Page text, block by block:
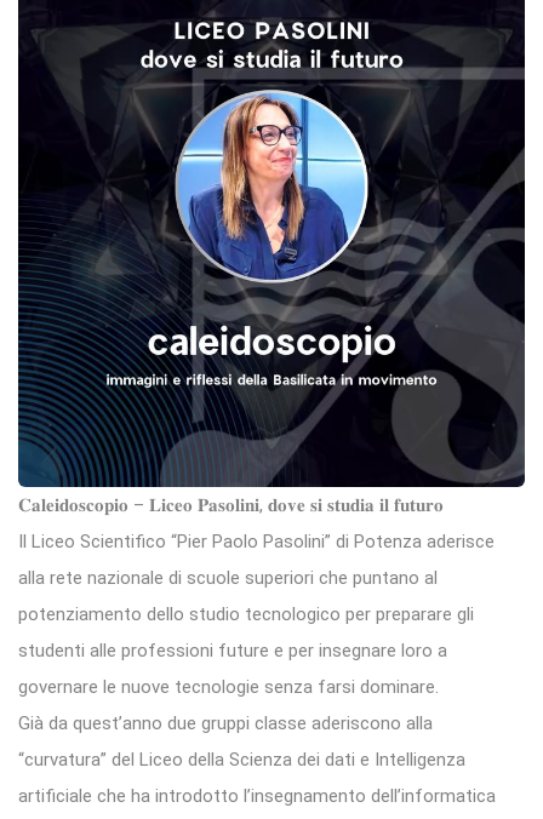
𝐂𝐚𝐥𝐞𝐢𝐝𝐨𝐬𝐜𝐨𝐩𝐢𝐨 – 𝐋𝐢𝐜𝐞𝐨 𝐏𝐚𝐬𝐨𝐥𝐢𝐧𝐢, 𝐝𝐨𝐯𝐞 𝐬𝐢 𝐬𝐭𝐮𝐝𝐢𝐚 𝐢𝐥 𝐟𝐮𝐭𝐮𝐫𝐨
Il Liceo Scientifico “Pier Paolo Pasolini” di Potenza aderisce
alla rete nazionale di scuole superiori che puntano al
potenziamento dello studio tecnologico per preparare gli
studenti alle professioni future e per insegnare loro a
governare le nuove tecnologie senza farsi dominare.
Già da quest’anno due gruppi classe aderiscono alla
“curvatura” del Liceo della Scienza dei dati e Intelligenza
artificiale che ha introdotto l’insegnamento dell’informatica